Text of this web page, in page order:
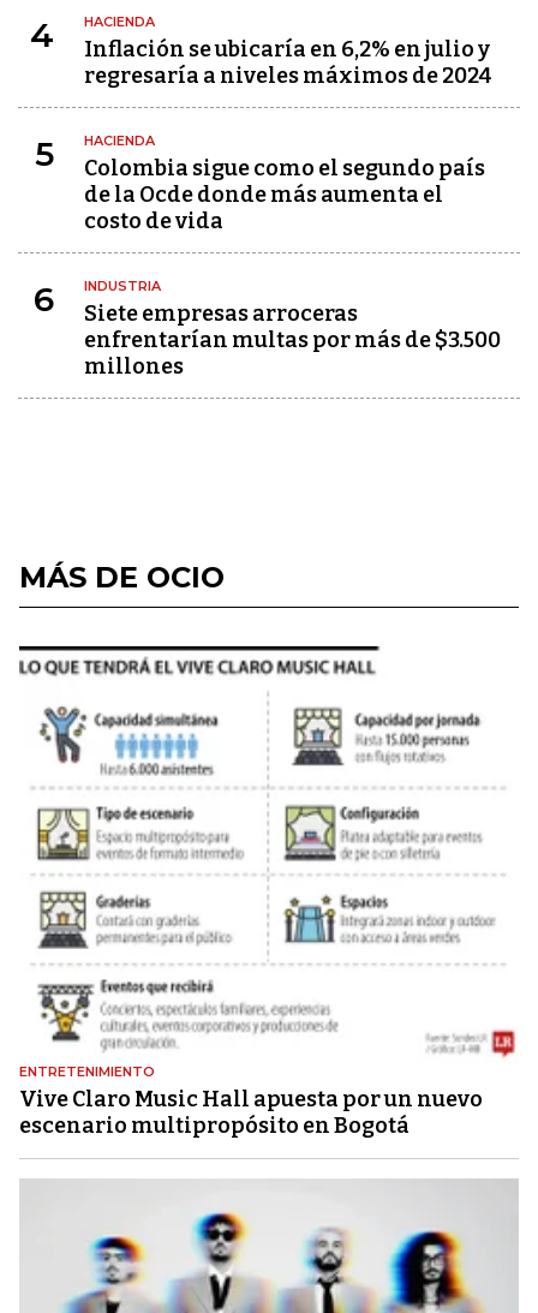
4 HACIENDA
Inflación se ubicaría en 6,2% en julio y
regresaría a niveles máximos de 2024
5 HACIENDA
Colombia sigue como el segundo país
de la Ocde donde más aumenta el
costo de vida
6 INDUSTRIA
Siete empresas arroceras
enfrentarían multas por más de $3.500
millones
MÁS DE OCIO
ENTRETENIMIENTO
Vive Claro Music Hall apuesta por un nuevo
escenario multipropósito en Bogotá